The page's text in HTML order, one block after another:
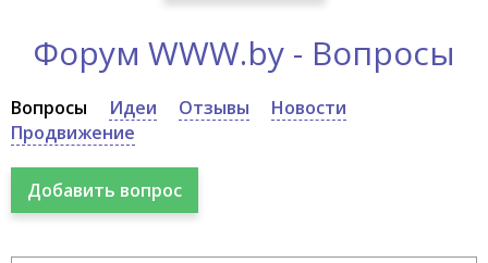
Форум WWW.by - Вопросы
Вопросы Идеи Отзывы
Новости
Продвижение